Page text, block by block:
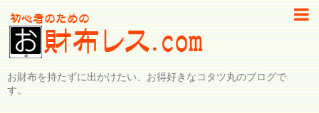
お財布を持たずに出かけたい、お得好きなコタツ丸のブログで
す。